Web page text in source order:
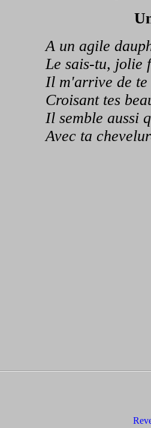
A un agile
Le sais-tu, jolie
Il m'arrive de te
Croisant tes
Il semble aussi
Avec ta